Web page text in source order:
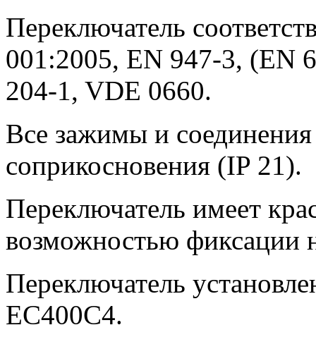
Переключатель
001:2005, EN 947-3, (EN
204-1, VDE 0660.
Все зажимы и
соприкосновения (IP 21).
Переключатель имеет
возможностью фиксации
Переключатель
EC400C4.